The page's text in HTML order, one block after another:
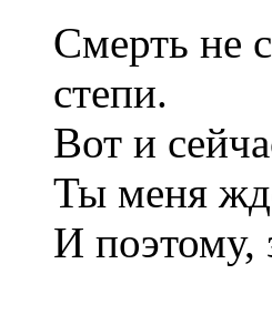
Смерть не
степи.
Вот и
Ты меня
И поэтому,